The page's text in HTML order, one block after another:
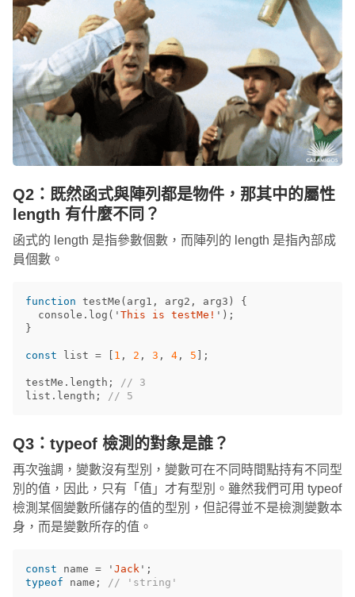
Q2：既然函式與陣列都是物件，那其中的屬性
length 有什麼不同？
函式的 length 是指參數個數，而陣列的 length 是指內部成
員個數。
function testMe ( arg1 , arg2 , arg3 )
{
console . log ( ' This is testMe! ' );
}
const list = 1 , 2 , 3 , 4 , 5 ];
testMe . length ;
// 3
list . length ; // 5
Q3：typeof 檢測的對象是誰？
再次強調，變數沒有型別，變數可在不同時間點持有不同型
別的值，因此，只有「值」才有型別。雖然我們可用 typeof
檢測某個變數所儲存的值的型別，但記得並不是檢測變數本
身，而是變數所存的值。
const name = ' Jack ' ;
typeof
name ; // 'string'